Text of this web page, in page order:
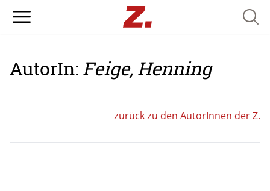
AutorIn: Feige, Henning
zurück zu den AutorInnen der Z.